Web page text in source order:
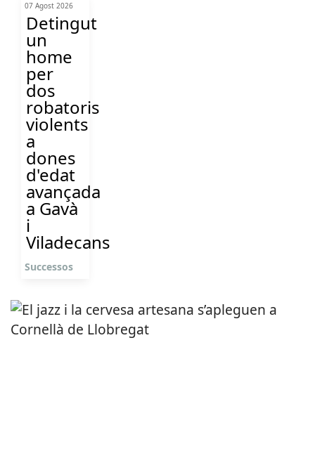
07 Agost 2026
Detingut
un
home
per
dos
robatoris
violents
a
dones
d'edat
avançada
a Gavà
i
Viladecans
Successos